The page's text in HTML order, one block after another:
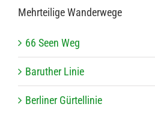
Mehr­tei­lige Wanderwege
66 Seen Weg
Baru­ther Linie
Ber­li­ner Gürtellinie